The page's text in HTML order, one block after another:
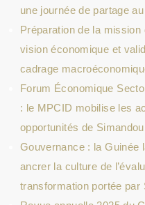
une journée de partage
Préparation de la
vision économique et
cadrage
Forum Économique
: le MPCID mobilise les
opportunités de
Gouvernance : la Guinée
ancrer la culture de
transformation portée par